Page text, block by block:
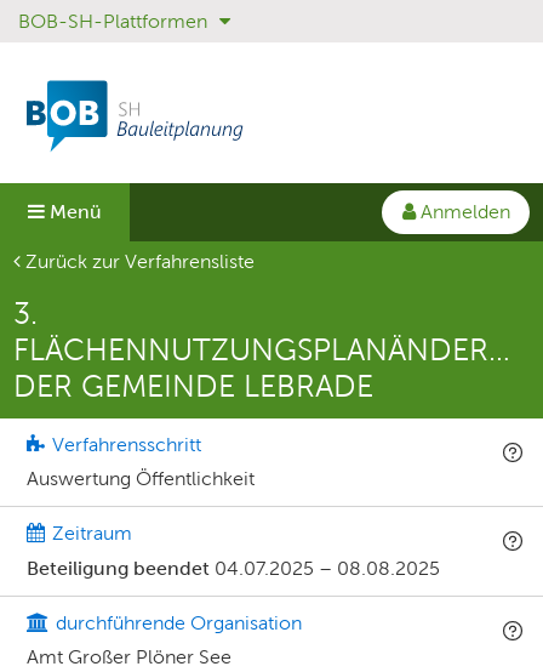
Sprungmenü
Direkt
Hauptnavigation
springen
Direkt
Inhalt
springen
BOB-SH-Plattformen
Menü
Anmelden
Aktuelle Seite
Zurück zur Verfahrensliste
3.
DER GEMEINDE LEBRADE
Verfahrensschritt
Auswertung Öffentlichkeit
Zeitraum
Beteiligung beendet 04.07.2025 – 08.08.2025
durchführende Organisation
Amt Großer Plöner See